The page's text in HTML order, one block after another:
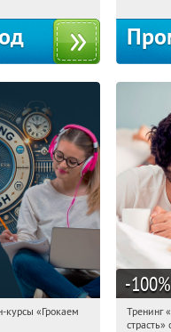
Получили:
курсы «Грокаем
-100%
Тренинг